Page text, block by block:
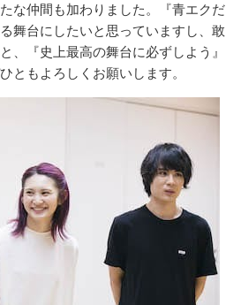
な仲間も加わりました。『青エクだ
舞台にしたいと思っていますし、敢
、『史上最高の舞台に必ずしよう』
ともよろしくお願いします。